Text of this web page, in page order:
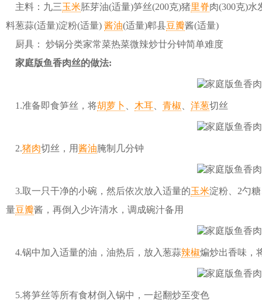
主料：九三玉米胚芽油(适量)笋丝(200克)猪里脊肉(300克)水
料葱蒜(适量)淀粉(适量) 酱油(适量)郫县豆瓣酱(适量)
厨具： 炒锅分类家常菜热菜微辣炒廿分钟简单难度
家庭版鱼香肉丝的做法:
1.准备即食笋丝，将胡萝卜 木耳 青椒 洋葱切丝
2.猪肉切丝，用酱油腌制几分钟
3.取一只干净的小碗，然后依次放入适量的玉米淀粉 、2勺
量豆瓣酱，再倒入少许清水，调成碗汁备用
4.锅中加入适量的油，油热后，放入葱蒜辣椒煸炒出香味，
5.将笋丝等所有食材倒入锅中，一起翻炒至变色